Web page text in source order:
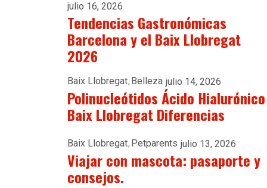
julio 16, 2026
Tendencias Gastronómicas
Barcelona y el Baix Llobregat
2026
Baix Llobregat Belleza julio 14, 2026
Polinucleótidos Ácido Hialurónico
Baix Llobregat Diferencias
Baix Llobregat Petparents julio 13, 2026
Viajar con mascota: pasaporte y
consejos.